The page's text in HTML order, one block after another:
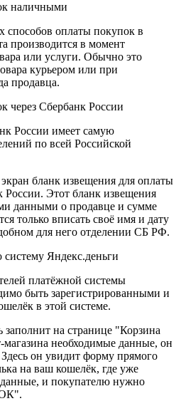
наличными
оплаты покупок в
производится в момент
или услуги. Обычно это
курьером или при
продавца.
через Сбербанк России
России имеет самую
по всей Российской
бланк извещения для оплаты
России. Этот бланк извещения
данными о продавце и сумме
только вписать своё имя и дату
для него отделении СБ РФ.
Яндекс.деньги
платёжной системы
быть зарегистрированными и
в этой системе.
заполнит на странице "Корзина
необходимые данные, он
он увидит форму прямого
на ваш кошелёк, где уже
и покупателю нужно